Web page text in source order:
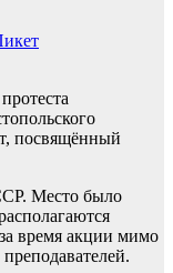
посвящённый
Место было
время акции мимо